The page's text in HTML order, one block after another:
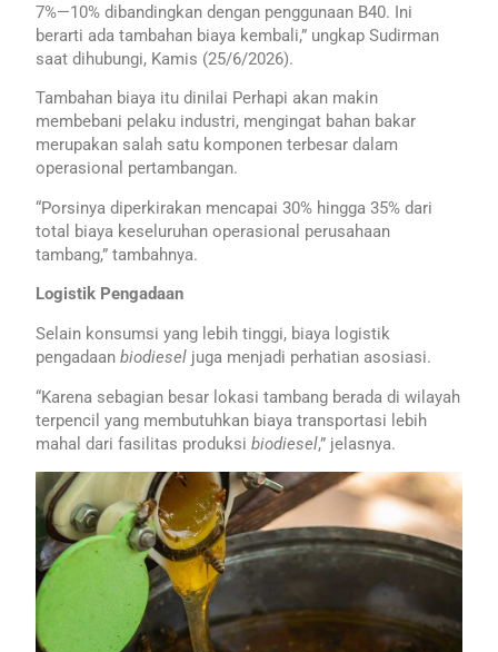
7%—10% dibandingkan dengan penggunaan B40. Ini
berarti ada tambahan biaya kembali,” ungkap Sudirman
saat dihubungi, Kamis (25/6/2026).
Tambahan biaya itu dinilai Perhapi akan makin
membebani pelaku industri, mengingat bahan bakar
merupakan salah satu komponen terbesar dalam
operasional pertambangan.
“Porsinya diperkirakan mencapai 30% hingga 35% dari
total biaya keseluruhan operasional perusahaan
tambang,” tambahnya.
Logistik Pengadaan
Selain konsumsi yang lebih tinggi, biaya logistik
pengadaanbiodiesel juga menjadi perhatian asosiasi.
“Karena sebagian besar lokasi tambang berada di wilayah
terpencil yang membutuhkan biaya transportasi lebih
mahal dari fasilitas produksibiodiesel,” jelasnya.